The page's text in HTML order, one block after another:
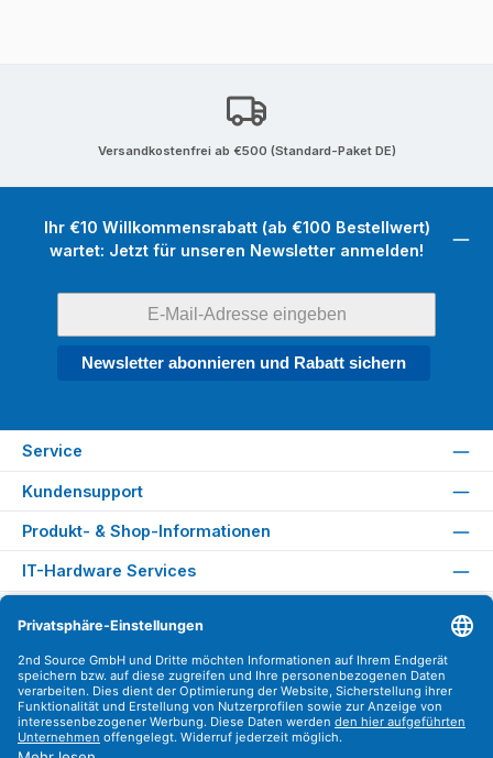
Versandkostenfrei ab €500 (Standard-Paket DE)
Ihr €10 Willkommensrabatt (ab €100 Bestellwert)
wartet: Jetzt für unseren Newsletter anmelden!
Newsletter abonnieren und Rabatt sichern
Service
Kundensupport
Produkt- & Shop-Informationen
IT-Hardware Services
Versandarten
Zahlungsarten
Sicher Einkaufen